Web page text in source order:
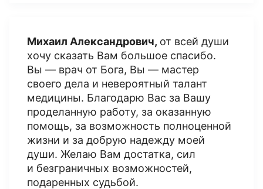
Михаил Александрович, от всей души
хочу сказать Вам большое спасибо.
Вы — врач от Бога, Вы — мастер
своего дела и невероятный талант
медицины. Благодарю Вас за Вашу
проделанную работу, за оказанную
помощь, за возможность полноценной
жизни и за добрую надежду моей
души. Желаю Вам достатка, сил
и безграничных возможностей,
подаренных судьбой.